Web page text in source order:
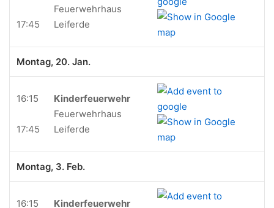
17:45
Feuerwehrhaus
Leiferde
Montag, 20. Jan.
16:15
17:45
Kinderfeuerwehr
Feuerwehrhaus
Leiferde
Montag, 3. Feb.
16:15 Kinderfeuerwehr